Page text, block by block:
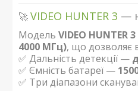
🚀VIDEO HUNTER 3 —
Модель VIDEO HUNTER 3
4000 МГц), що дозволяє
✅ Дальність детекції —
✅ Ємність батареї —
✅ Три діапазони